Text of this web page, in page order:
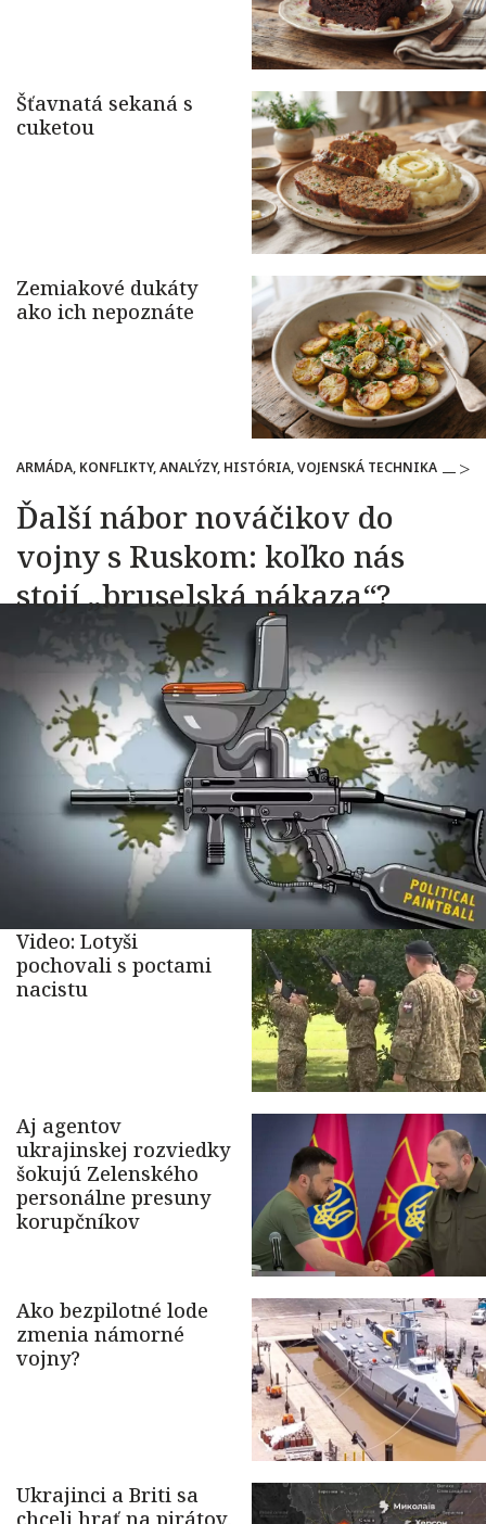
ARMÁDA, KONFLIKTY, ANALÝZY, HISTÓRIA, VOJENSKÁ TECHNIKA